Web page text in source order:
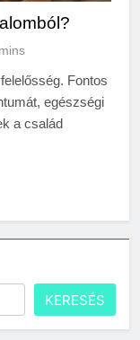
Fontos
egészségi
a család
KERESÉS